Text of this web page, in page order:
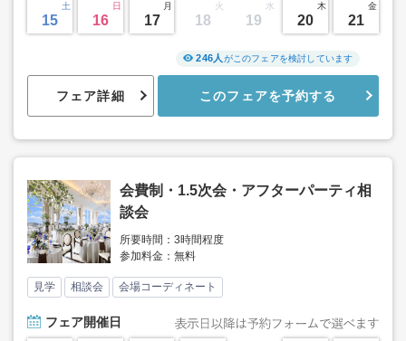
土
15
日
16
月
17
火
18
水
19
木
20
金
21
フェア詳細
246人 がこのフェアを検討しています
このフェアを予約する
会費制・1.5次会・アフターパーティ相
談会
所要時間：3時間程度
参加料金：無料
見学 相談会 会場コーディネート
フェア開催日